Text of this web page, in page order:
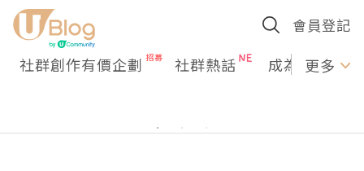
會員登記
社群創作有價企劃 社群熱話 成為U更多